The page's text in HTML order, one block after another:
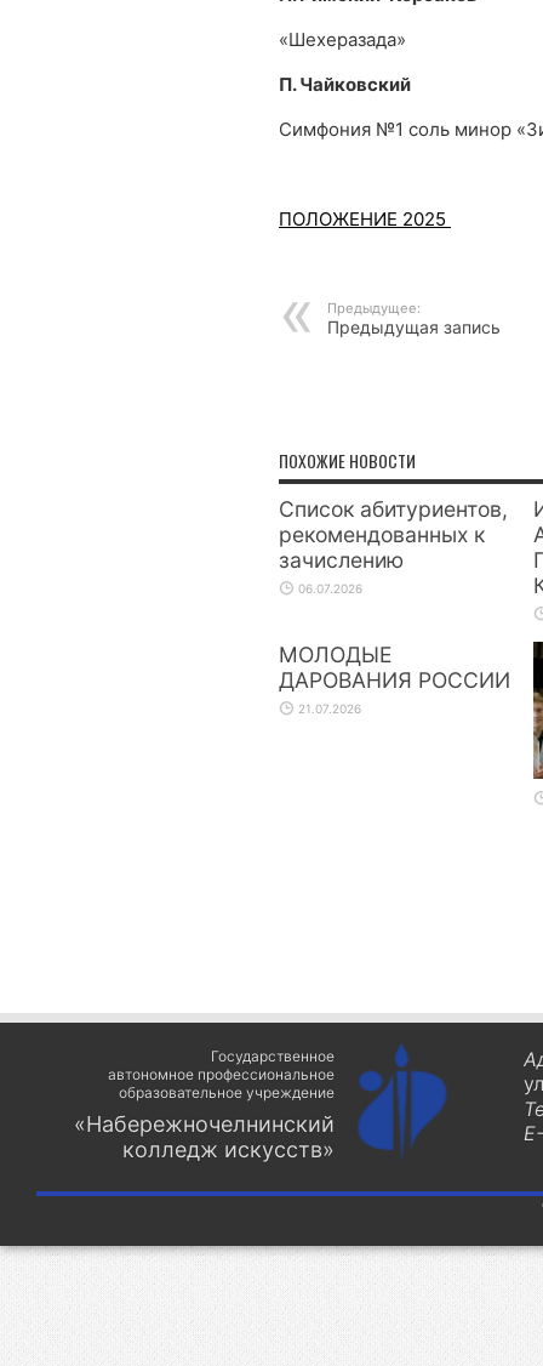
«Шехеразада»
П. Чайковский
Симфония №1 соль минор
ПОЛОЖЕНИЕ 2025
Предыдущее:
Предыдущая запись
ПОХОЖИЕ НОВОСТИ
Список абитуриентов,
рекомендованных к
зачислению
06.07.2026
МОЛОДЫЕ
ДАРОВАНИЯ РОССИИ
21.07.2026
Государственное
автономное профессиональное
образовательное учреждение
«Набережночелнинский
колледж искусств»